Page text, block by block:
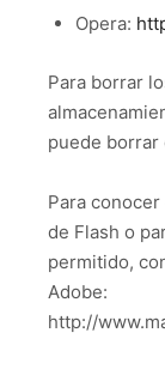
Opera:
Para borrar
puede borrar
Para
de Flash o
permitido,
Adobe:
http://